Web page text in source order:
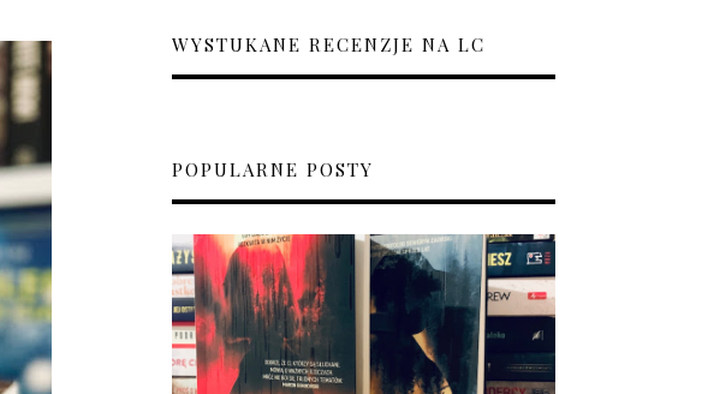
WYSTUKANE RECENZJE NA LC
POPULARNE POSTY